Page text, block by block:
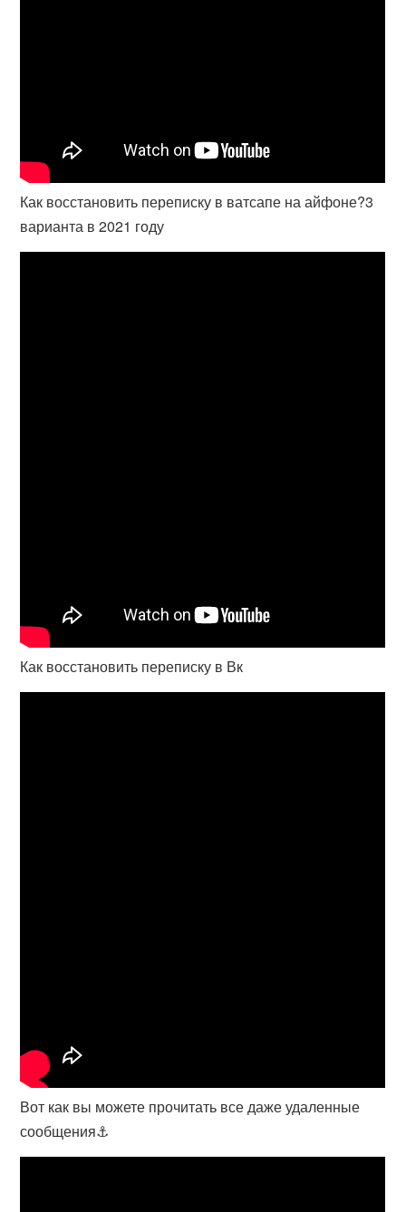
Как восстановить переписку в ватсапе на айфоне?3
варианта в 2021 году
Как восстановить переписку в Вк
Вот как вы можете прочитать все даже удаленные
сообщения⚓️